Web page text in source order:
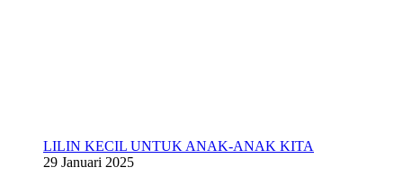
LILIN KECIL UNTUK ANAK-ANAK KITA
29 Januari 2025